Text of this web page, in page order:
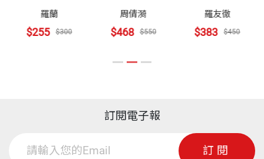
山苦瓜
樂園』二書的基礎之下，盡量選取各地常見並兼及不
同類型的果實，內容的撰寫則是以花、果的形態特徵
為主，兼及生態的觀察介紹，希望能夠增進大家對於
本書的學名主要以 Taibnet物種名錄為依據，但因植
物的分類系統近年依據分子親緣關係的研究，做了一
些調整，在此參考2009年農委員林務局所出版的『台
頁數
羅蘭
$255 $300
周倩漪
$468 $550
羅友徹
$383 $450
訂閱電子報
訂閱